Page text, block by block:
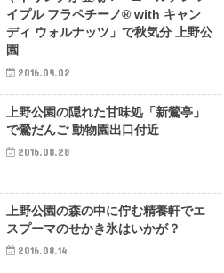
イプル フラペチーノ® with キャン
ディ ウォルナッツ」で秋気分 上野公
園
2016.09.02
上野公園の隠れた甘味処「新鶯亭」
で鶯だんご 動物園出口付近
2016.08.28
上野公園の森の中に佇む精養軒でエ
スプーマのせかき氷はいかが？
2016.08.14